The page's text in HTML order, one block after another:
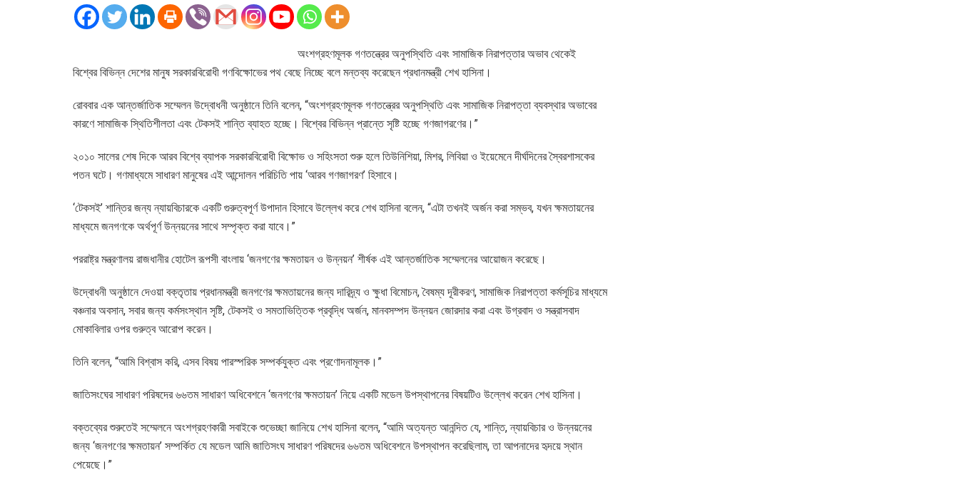
অংশগ্রহণমূলক গণতন্ত্রের অনুপস্থিতি এবং সামাজিক নিরাপত্তার অভাব থেকেই
বিশ্বের বিভিন্ন দেশের মানুষ সরকারবিরোধী গণবিক্ষোভের পথ বেছে নিচ্ছে বলে মন্তব্য করেছেন প্রধানমন্ত্রী শেখ হাসিনা।
রোববার এক আন্তর্জাতিক সম্মেলন উদ্বোধনী অনুষ্ঠানে তিনি বলেন, “অংশগ্রহণমূলক গণতন্ত্রের অনুপস্থিতি এবং সামাজিক নিরাপত্তা ব্যবস্থার অভাবের
কারণে সামাজিক স্থিতিশীলতা এবং টেকসই শান্তি ব্যাহত হচ্ছে। বিশ্বের বিভিন্ন প্রান্তে সৃষ্টি হচ্ছে গণজাগরণের।”
২০১০ সালের শেষ দিকে আরব বিশ্বে ব্যাপক সরকারবিরোধী বিক্ষোভ ও সহিংসতা শুরু হলে তিউনিশিয়া, মিশর, লিবিয়া ও ইয়েমেনে দীর্ঘদিনের স্বৈরশাসকের
পতন ঘটে। গণমাধ্যমে সাধারণ মানুষের এই আন্দোলন পরিচিতি পায় ‘আরব গণজাগরণ’ হিসাবে।
‘টেকসই’ শান্তির জন্য ন্যায়বিচারকে একটি গুরুত্বপূর্ণ উপাদান হিসাবে উল্লেখ করে শেখ হাসিনা বলেন, “এটা তখনই অর্জন করা সম্ভব, যখন ক্ষমতায়নের
মাধ্যমে জনগণকে অর্থপূর্ণ উন্নয়নের সাথে সম্পৃক্ত করা যাবে।”
পররাষ্ট্র মন্ত্রণালয় রাজধানীর হোটেল রূপসী বাংলায় ‘জনগণের ক্ষমতায়ন ও উন্নয়ন’ শীর্ষক এই আন্তর্জাতিক সম্মেলনের আয়োজন করেছে।
উদ্বোধনী অনুষ্ঠানে দেওয়া বক্তৃতায় প্রধানমন্ত্রী জনগণের ক্ষমতায়নের জন্য দারিদ্র্য ও ক্ষুধা বিমোচন, বৈষম্য দূরীকরণ, সামাজিক নিরাপত্তা কর্মসূচির মাধ্যমে
বঞ্চনার অবসান, সবার জন্য কর্মসংস্থান সৃষ্টি, টেকসই ও সমতাভিত্তিক প্রবৃদ্ধি অর্জন, মানবসম্পদ উন্নয়ন জোরদার করা এবং উগ্রবাদ ও সন্ত্রাসবাদ
মোকাবিলার ওপর গুরুত্ব আরোপ করেন।
তিনি বলেন, “আমি বিশ্বাস করি, এসব বিষয় পারস্পরিক সম্পর্কযুক্ত এবং প্রণোদনামূলক।”
জাতিসংঘের সাধারণ পরিষদের ৬৬তম সাধারণ অধিবেশনে ‘জনগণের ক্ষমতায়ন’ নিয়ে একটি মডেল উপস্থাপনের বিষয়টিও উল্লেখ করেন শেখ হাসিনা।
বক্তব্যের শুরুতেই সম্মেলনে অংশগ্রহণকারী সবাইকে শুভেচ্ছা জানিয়ে শেখ হাসিনা বলেন, “আমি অত্যন্ত আনন্দিত যে, শান্তি, ন্যায়বিচার ও উন্নয়নের
জন্য ‘জনগণের ক্ষমতায়ন’ সম্পর্কিত যে মডেল আমি জাতিসংঘ সাধারণ পরিষদের ৬৬তম অধিবেশনে উপস্থাপন করেছিলাম, তা আপনাদের হৃদয়ে স্থান
পেয়েছে।”